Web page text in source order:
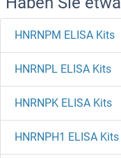
HNRNPM ELISA Kits
HNRNPL ELISA Kits
HNRNPK ELISA Kits
HNRNPH1 ELISA Kits